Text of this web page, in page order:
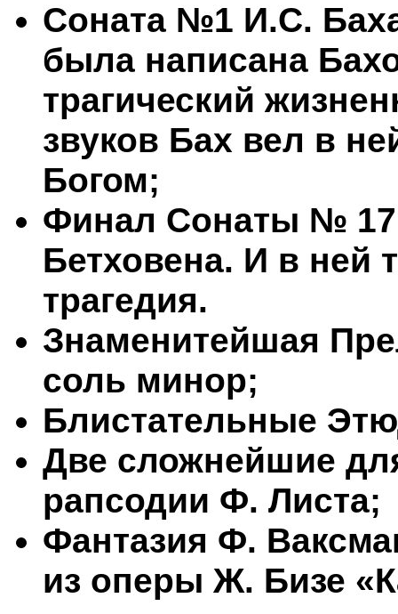
Соната №1 И.С.
была написана
трагический
звуков Бах вел в
Богом;
Финал Сонаты №
Бетховена. И в ней
трагедия.
Знаменитейшая
соль минор;
Блистательные
Две сложнейшие
рапсодии Ф. Листа;
Фантазия Ф.
из оперы Ж. Бизе